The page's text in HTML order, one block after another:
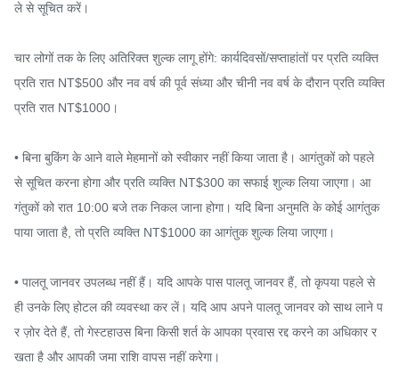
ले से सूचित करें।
चार लोगों तक के लिए अतिरिक्त शुल्क लागू होंगे: कार्यदिवसों/सप्ताहांतों पर प्रति व्यक्ति
प्रति रात NT$500 और नव वर्ष की पूर्व संध्या और चीनी नव वर्ष के दौरान प्रति व्यक्ति
प्रति रात NT$1000।
• बिना बुकिंग के आने वाले मेहमानों को स्वीकार नहीं किया जाता है। आगंतुकों को पहले
से सूचित करना होगा और प्रति व्यक्ति NT$300 का सफाई शुल्क लिया जाएगा। आ
गंतुकों को रात 10:00 बजे तक निकल जाना होगा। यदि बिना अनुमति के कोई आगंतुक
पाया जाता है, तो प्रति व्यक्ति NT$1000 का आगंतुक शुल्क लिया जाएगा।
• पालतू जानवर उपलब्ध नहीं हैं। यदि आपके पास पालतू जानवर हैं, तो कृपया पहले से
ही उनके लिए होटल की व्यवस्था कर लें। यदि आप अपने पालतू जानवर को साथ लाने प
र ज़ोर देते हैं, तो गेस्टहाउस बिना किसी शर्त के आपका प्रवास रद्द करने का अधिकार र
खता है और आपकी जमा राशि वापस नहीं करेगा।